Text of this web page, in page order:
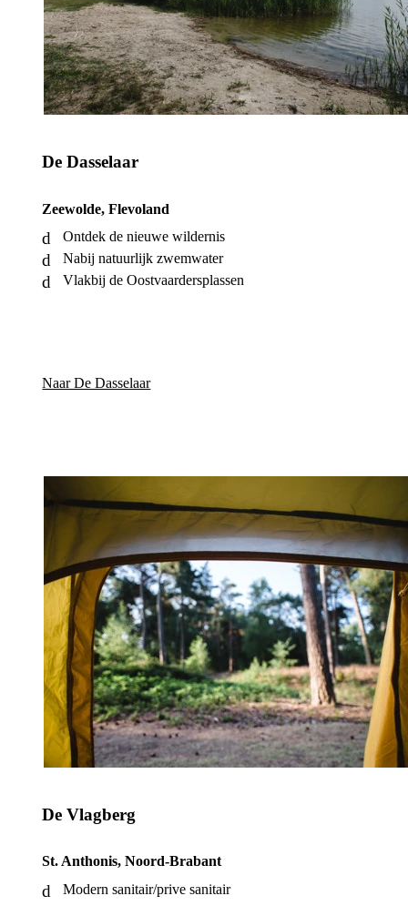
De Dasselaar
Zeewolde, Flevoland
Ontdek de nieuwe wildernis
Nabij natuurlijk zwemwater
Vlakbij de Oostvaardersplassen
Naar De Dasselaar
De Vlagberg
St. Anthonis, Noord-Brabant
Modern sanitair/prive sanitair